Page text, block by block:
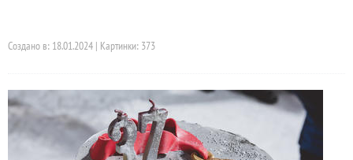
Создано в: 18.01.2024 | Картинки: 373